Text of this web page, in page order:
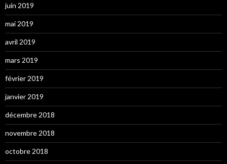
juin 2019
mai 2019
avril 2019
mars 2019
février 2019
janvier 2019
décembre 2018
novembre 2018
octobre 2018